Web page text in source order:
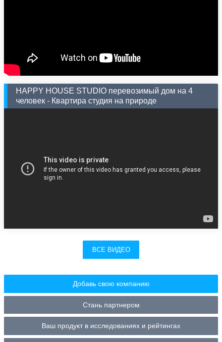
HAPPY HOUSE STUDIO перевозимый дом на 4
человек - Квартира студия на природе
ВСЕ ВИДЕО
Добавь свою компанию
Стань партнером
Ваш продукт в исследованиях и рейтингах